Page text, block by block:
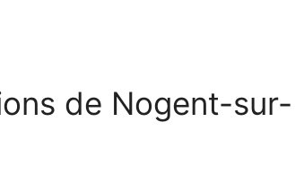
de Nogent-sur-